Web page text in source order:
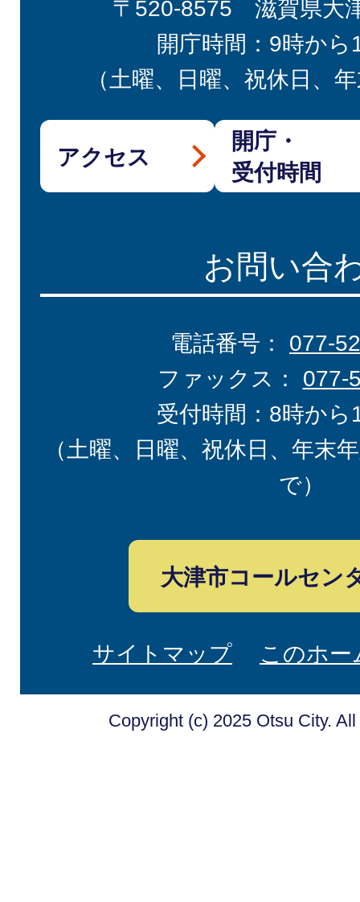
〒520-8575 滋賀県大
開庁時間：9時から
（土曜、日曜、祝休日、
アクセス
開庁・
受付時間
お問い合
電話番号： 077-
ファックス： 077-
受付時間：8時から
（土曜、日曜、祝休日、年末
で）
大津市コールセン
サイトマップ このホ
Copyright (c) 2025 Otsu City.